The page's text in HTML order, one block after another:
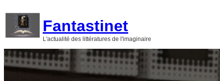
contenu
Fantastinet
L'actualité des littératures de l'imaginaire